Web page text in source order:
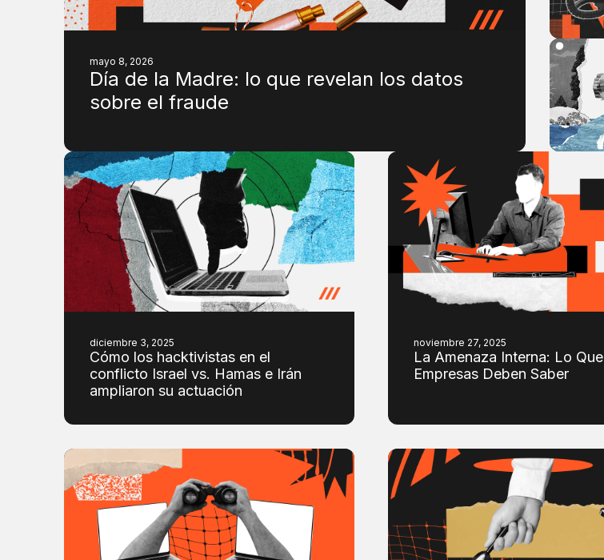
mayo 8, 2026
Día de la Madre: lo que revelan los datos
sobre el fraude
diciembre 3, 2025
Cómo los hacktivistas en el
conflicto Israel vs. Hamas e Irán
ampliaron su actuación
noviembre 27, 2025
La Amenaza Interna: Lo
Empresas Deben Saber